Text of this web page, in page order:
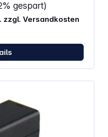
gespart)
zzgl. Versandkosten